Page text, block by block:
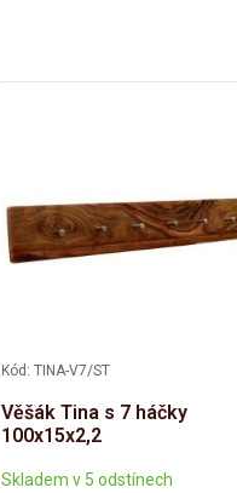
Kód: TINA-V7/ST
Věšák Tina s 7 háčky
100x15x2,2
Skladem v 5 odstínech